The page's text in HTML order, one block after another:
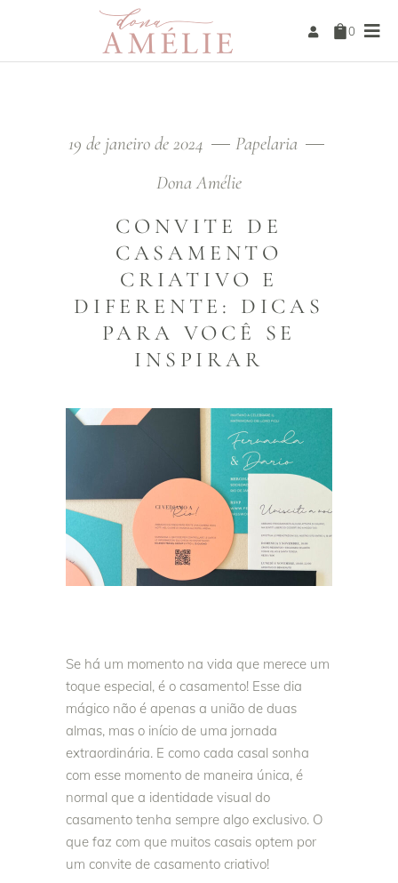
0
19 de janeiro de 2024
Papelaria
Dona Amélie
CONVITE DE
CASAMENTO
CRIATIVO E
DIFERENTE: DICAS
PARA VOCÊ SE
INSPIRAR
Se há um momento na vida que merece um
toque especial, é o casamento! Esse dia
mágico não é apenas a união de duas
almas, mas o início de uma jornada
extraordinária. E como cada casal sonha
com esse momento de maneira única, é
normal que a identidade visual do
casamento tenha sempre algo exclusivo. O
que faz com que muitos casais optem por
um convite de casamento criativo!